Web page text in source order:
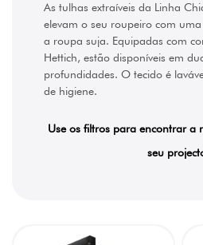
As tulhas extraíveis da Linha
elevam o seu roupeiro com
a roupa suja. Equipadas com
Hettich, estão disponíveis em
profundidades. O tecido é
de higiene.
Use os filtros para encontrar a
seu